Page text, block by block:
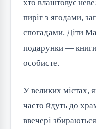
хто влаштовує
пиріг з ягодами,
спогадами. Діти
подарунки —
особисте.
У великих містах,
часто йдуть до
ввечері